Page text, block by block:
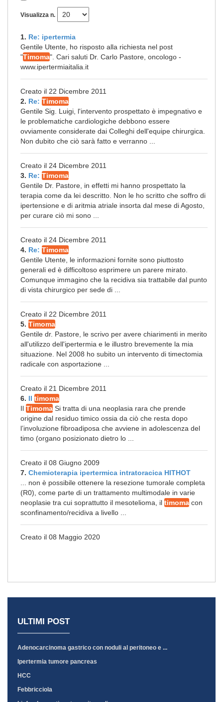
Visualizza n.
1. Re: ipertermia
Gentile Utente, ho risposto alla richiesta nel post
"Timoma". Cari saluti Dr. Carlo Pastore, oncologo -
www.ipertermiaitalia.it
Creato il 22 Dicembre 2011
2. Re: Timoma
Gentile Sig. Luigi, l'intervento prospettato è impegnativo e
le problematiche cardiologiche debbono essere
ovviamente considerate dai Colleghi dell'equipe chirurgica.
Non dubito che ciò sarà fatto e verranno ...
Creato il 24 Dicembre 2011
3. Re: Timoma
Gentile Dr. Pastore, in effetti mi hanno prospettato la
terapia come da lei descritto. Non le ho scritto che soffro di
ipertensione e di aritmia atriale insorta dal mese di Agosto,
per curare ciò mi sono ...
Creato il 24 Dicembre 2011
4. Re: Timoma
Gentile Utente, le informazioni fornite sono piuttosto
generali ed è difficoltoso esprimere un parere mirato.
Comunque immagino che la recidiva sia trattabile dal punto
di vista chirurgico per sede di ...
Creato il 22 Dicembre 2011
5. Timoma
Gentile dr. Pastore, le scrivo per avere chiarimenti in merito
all'utilizzo dell'ipertermia e le illustro brevemente la mia
situazione. Nel 2008 ho subito un intervento di timectomia
radicale con asportazione ...
Creato il 21 Dicembre 2011
6. Il timoma
Il Timoma Si tratta di una neoplasia rara che prende
origine dal residuo timico ossia da ciò che resta dopo
l’involuzione fibroadiposa che avviene in adolescenza del
timo (organo posizionato dietro lo ...
Creato il 08 Giugno 2009
7. Chemioterapia ipertermica intratoracica HITHOT
... non è possibile ottenere la resezione tumorale completa
(R0), come parte di un trattamento multimodale in varie
neoplasie tra cui soprattutto il mesotelioma, il timoma con
sconfinamento/recidiva a livello ...
Creato il 08 Maggio 2020
ULTIMI POST
Adenocarcinoma gastrico con noduli al peritoneo e ...
Ipertermia tumore pancreas
HCC
Febbricciola